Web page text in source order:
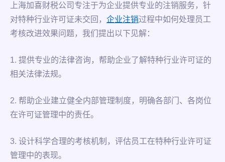
上海加喜财税公司专注于为企业提供专业的注销服务，针
对特种行业许可证未交回， 企业注销过程中如何处理员工
考核改进效果问题，我们提出以下见解：
1. 提供专业的法律咨询，帮助企业了解特种行业许可证的
相关法律法规。
2. 帮助企业建立健全内部管理制度，明确各部门、各岗位
在许可证管理中的责任。
3. 设计科学合理的考核机制，评估员工在特种行业许可证
管理中的表现。